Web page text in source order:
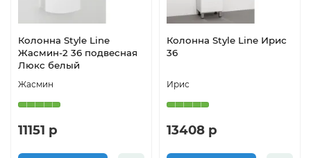
Колонна Style Line
Жасмин-2 36 подвесная
Люкс белый
Жасмин
11151 р
Колонна Style Line Ирис
36
Ирис
13408 р